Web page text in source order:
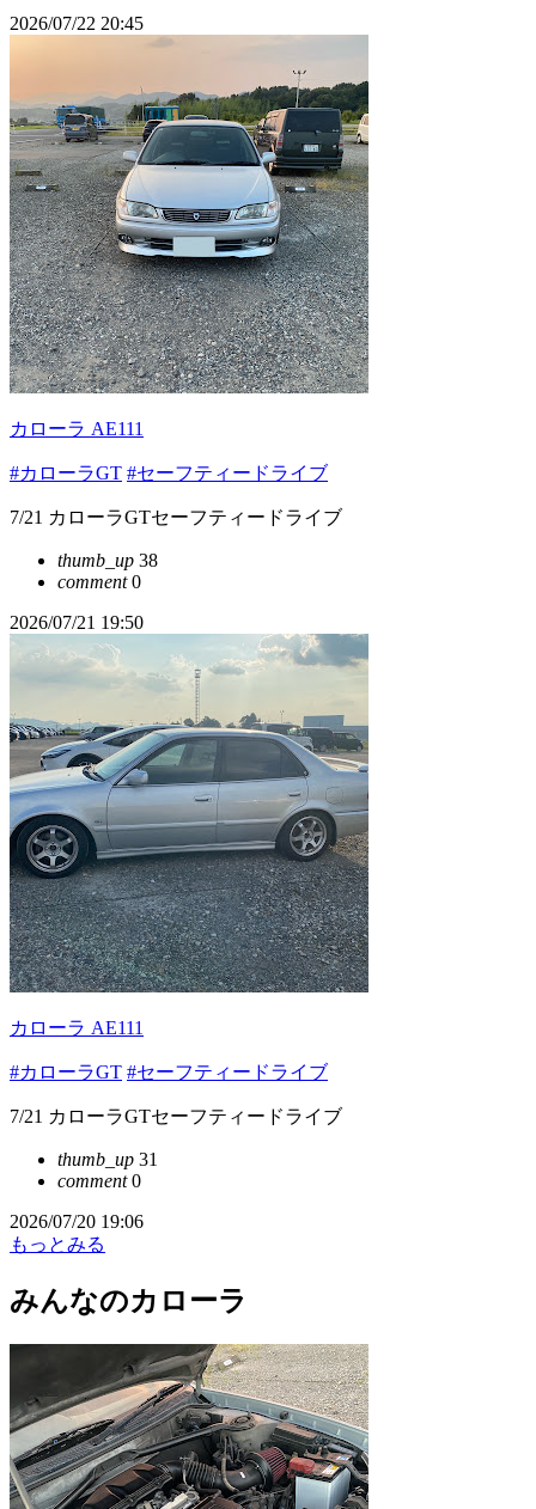
2026/07/22 20:45
カローラ AE111
#カローラGT #セーフティードライブ
7/21 カローラGTセーフティードライブ
thumb_up 38
comment0
2026/07/21 19:50
カローラ AE111
#カローラGT #セーフティードライブ
7/21 カローラGTセーフティードライブ
thumb_up 31
comment0
2026/07/20 19:06
もっとみる
みんなのカローラ